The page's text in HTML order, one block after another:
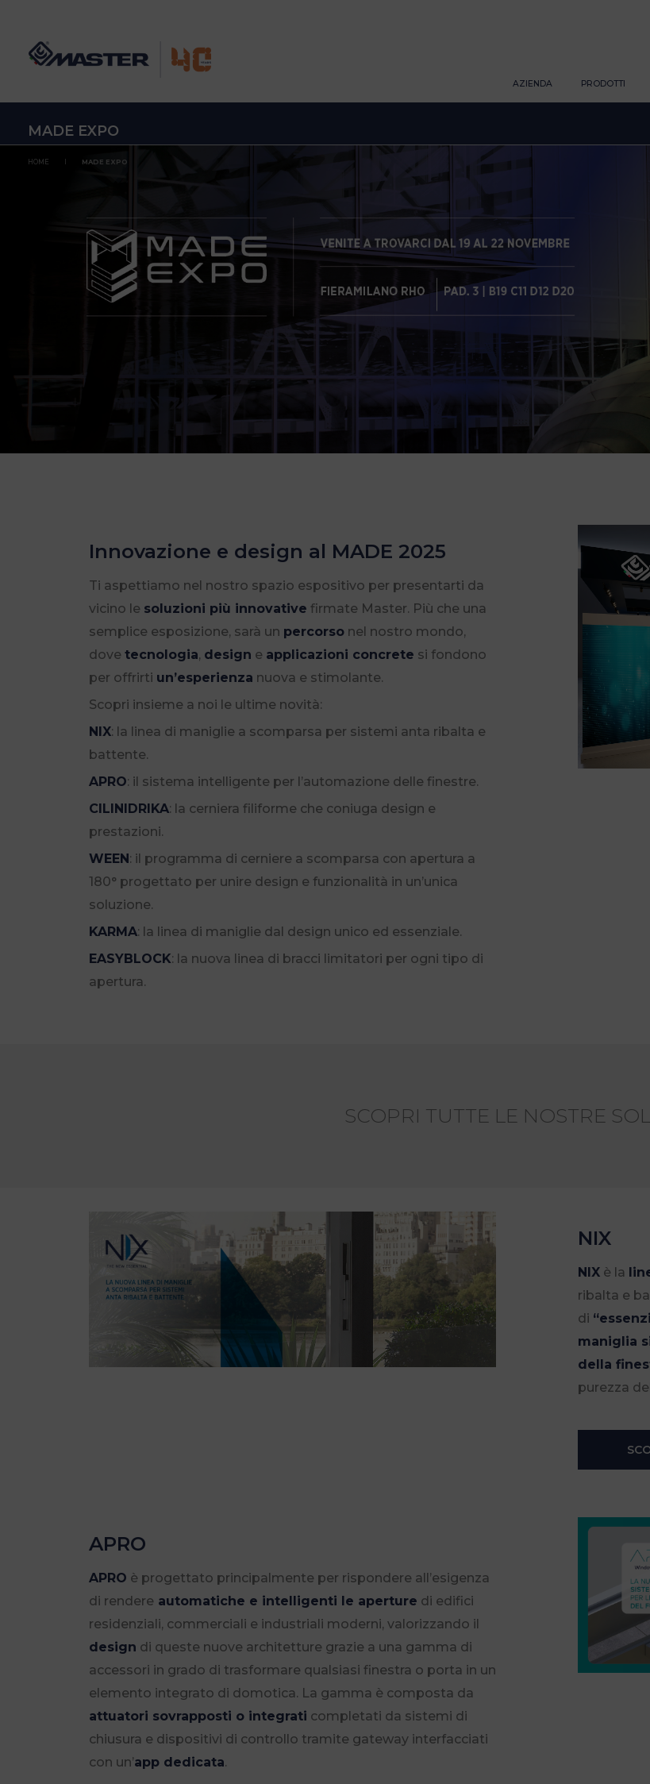
AZIENDA PRODOTTI
MADE EXPO
HOME MADE EXPO
Innovazione e design al MADE 2025
Ti aspettiamo nel nostro spazio espositivo per presentarti da
vicino le soluzioni più innovative firmate Master. Più che una
semplice esposizione, sarà un percorso nel nostro mondo,
dove tecnologia, design e applicazioni concrete si fondono
per offrirti un’esperienza nuova e stimolante.
Scopri insieme a noi le ultime novità:
NIX: la linea di maniglie a scomparsa per sistemi anta ribalta e
battente.
APRO: il sistema intelligente per l’automazione delle finestre.
CILINIDRIKA: la cerniera filiforme che coniuga design e
prestazioni.
WEEN: il programma di cerniere a scomparsa con apertura a
180° progettato per unire design e funzionalità in un’unica
soluzione.
KARMA: la linea di maniglie dal design unico ed essenziale.
EASYBLOCK: la nuova linea di bracci limitatori per ogni tipo di
apertura.
SCOPRI TUTTE LE NOSTRE
NIX
NIXè la
ribalta e
di
maniglia
della
purezza
APRO
APRO è progettato principalmente per rispondere all’esigenza
di rendere automatiche e intelligenti le aperture di edifici
residenziali, commerciali e industriali moderni, valorizzando il
design di queste nuove architetture grazie a una gamma di
accessori in grado di trasformare qualsiasi finestra o porta in un
elemento integrato di domotica. La gamma è composta da
attuatori sovrapposti o integrati completati da sistemi di
chiusura e dispositivi di controllo tramite gateway interfacciati
con un’app dedicata.